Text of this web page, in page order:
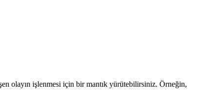
olayın işlenmesi için bir mantık yürütebilirsiniz. Örneğin,